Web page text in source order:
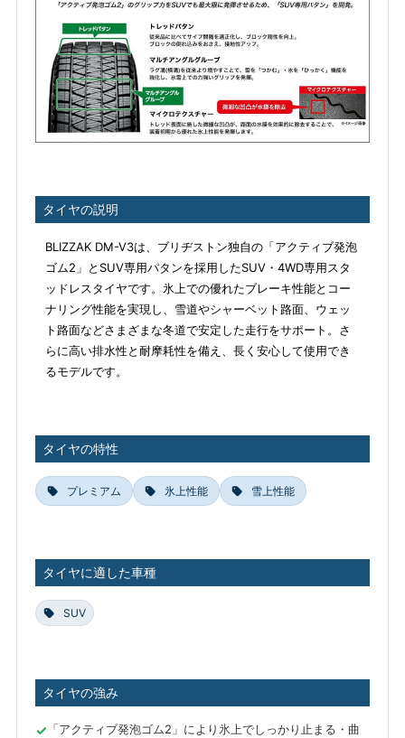
タイヤの説明
BLIZZAK DM-V3は、ブリヂストン独自の「アクティブ発泡
ゴム2」とSUV専用パタンを採用したSUV・4WD専用スタ
ッドレスタイヤです。氷上での優れたブレーキ性能とコー
ナリング性能を実現し、雪道やシャーベット路面、ウェッ
ト路面などさまざまな冬道で安定した走行をサポート。さ
らに高い排水性と耐摩耗性を備え、長く安心して使用でき
るモデルです。
タイヤの特性
プレミアム 氷上性能 雪上性能
タイヤに適した車種
SUV
タイヤの強み
「アクティブ発泡ゴム2」により氷上でしっかり止まる・曲